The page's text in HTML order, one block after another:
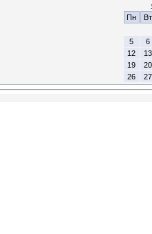
Пн
Вт
5
6
12
13
19
20
26
27